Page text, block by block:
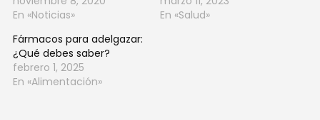
En «Noticias»
En «Salud»
Fármacos para adelgazar:
¿Qué debes saber?
febrero 1, 2025
En «Alimentación»